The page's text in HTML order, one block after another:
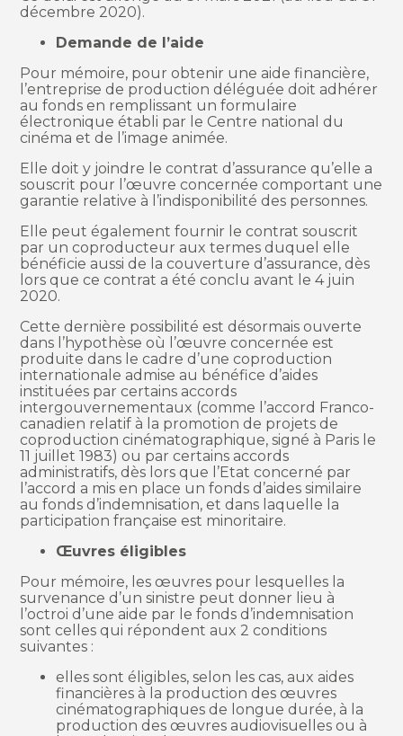
décembre 2020).
Demande de l’aide
Pour mémoire, pour obtenir une aide financière,
l’entreprise de production déléguée doit adhérer
au fonds en remplissant un formulaire
électronique établi par le Centre national du
cinéma et de l’image animée.
Elle doit y joindre le contrat d’assurance qu’elle a
souscrit pour l’œuvre concernée comportant une
garantie relative à l’indisponibilité des personnes.
Elle peut également fournir le contrat souscrit
par un coproducteur aux termes duquel elle
bénéficie aussi de la couverture d’assurance, dès
lors que ce contrat a été conclu avant le 4 juin
2020.
Cette dernière possibilité est désormais ouverte
dans l’hypothèse où l’œuvre concernée est
produite dans le cadre d’une coproduction
internationale admise au bénéfice d’aides
instituées par certains accords
intergouvernementaux (comme l’accord Franco-
canadien relatif à la promotion de projets de
coproduction cinématographique, signé à Paris le
11 juillet 1983) ou par certains accords
administratifs, dès lors que l’Etat concerné par
l’accord a mis en place un fonds d’aides similaire
au fonds d’indemnisation, et dans laquelle la
participation française est minoritaire.
Œuvres éligibles
Pour mémoire, les œuvres pour lesquelles la
survenance d’un sinistre peut donner lieu à
l’octroi d’une aide par le fonds d’indemnisation
sont celles qui répondent aux 2 conditions
suivantes :
elles sont éligibles, selon les cas, aux aides
financières à la production des œuvres
cinématographiques de longue durée, à la
production des œuvres audiovisuelles ou à